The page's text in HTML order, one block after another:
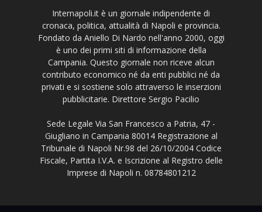
Internapoli.it è un giornale indipendente di
cronaca, politica, attualità di Napoli e provincia.
Fondato da Aniello Di Nardo nell'anno 2000, oggi
è uno dei primi siti di informazione della
Campania. Questo giornale non riceve alcun
contributo economico né da enti pubblici né da
privati e si sostiene solo attraverso le inserzioni
pubblicitarie. Direttore Sergio Pacilio
Sede Legale Via San Francesco a Patria, 47 -
Giugliano in Campania 80014 Registrazione al
Tribunale di Napoli Nr.98 del 26/10/2004 Codice
Fiscale, Partita I.V.A. e Iscrizione al Registro delle
Imprese di Napoli n. 08784801212